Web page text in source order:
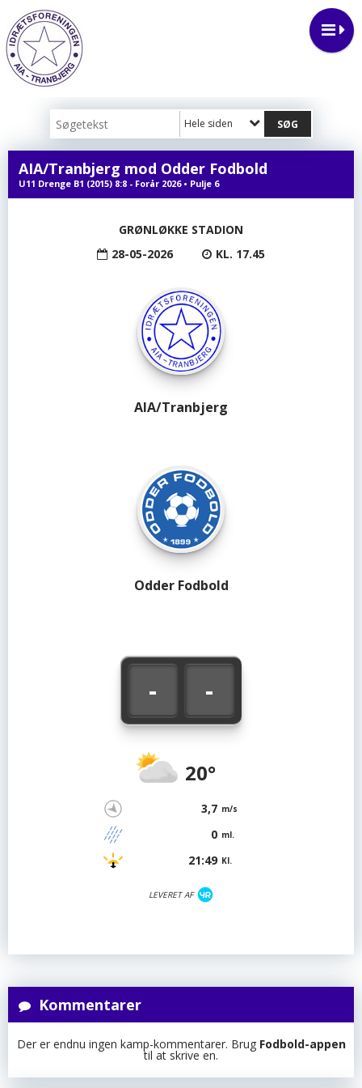
Hele siden
AIA/Tranbjerg mod Odder Fodbold
U11 Drenge B1 (2015) 8:8 - Forår 2026 • Pulje 6
GRØNLØKKE STADION
28-05-2026
KL. 17.45
AIA/Tranbjerg
- -
20°
3,7 m/s
0 ml.
21:49 Kl.
LEVERET AF
Odder Fodbold
Kommentarer
Der er endnu ingen kamp-kommentarer. Brug Fodbold-appen
til at skrive en.